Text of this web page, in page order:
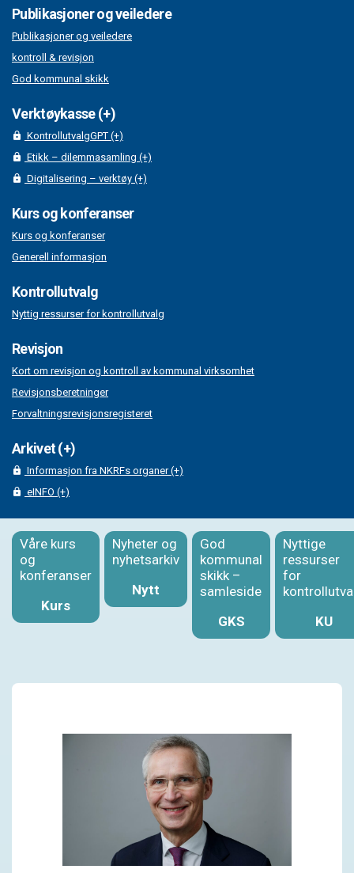
Publikasjoner og veiledere
Publikasjoner og veiledere
kontroll & revisjon
God kommunal skikk
Verktøykasse (+)
KontrollutvalgGPT (+)
Etikk – dilemmasamling (+)
Digitalisering – verktøy (+)
Kurs og konferanser
Kurs og konferanser
Generell informasjon
Kontrollutvalg
Nyttig ressurser for kontrollutvalg
Revisjon
Kort om revisjon og kontroll av kommunal virksomhet
Revisjonsberetninger
Forvaltningsrevisjonsregisteret
Arkivet (+)
Informasjon fra NKRFs organer (+)
eINFO (+)
Våre kurs
og
konferanser
Kurs
Nyheter og
nyhetsarkiv
Nytt
God
kommunal
skikk –
samleside
GKS
Nyttige
ressurser
for
KU